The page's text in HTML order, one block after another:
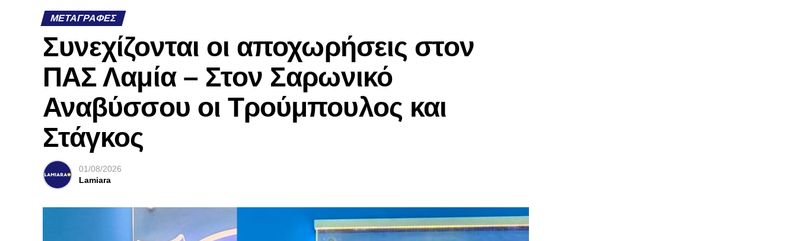
ΜΕΤΑΓΡΑΦΈΣ
Συνεχίζονται οι αποχωρήσεις στον
ΠΑΣ Λαμία – Στον Σαρωνικό
Αναβύσσου οι Τρούμπουλος και
Στάγκος
01/08/2026
Lamiara